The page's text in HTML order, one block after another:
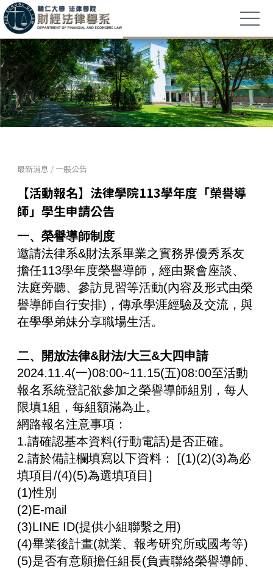
最新消息 / 一般公告
【活動報名】法律學院113學年度「榮譽導
師」學生申請公告
一、榮譽導師制度
邀請法律系&財法系畢業之實務界優秀系友
擔任113學年度榮譽導師，經由聚會座談、
法庭旁聽、參訪見習等活動(內容及形式由榮
譽導師自行安排)，傳承學涯經驗及交流，與
在學學弟妹分享職場生活。
二、開放法律&財法/大三&大四申請
2024.11.4(一)08:00~11.15(五)08:00至活動
報名系統登記欲參加之榮譽導師組別，每人
限填1組，每組額滿為止。
網路報名注意事項：
1.請確認基本資料(行動電話)是否正確。
2.請於備註欄填寫以下資料： [(1)(2)(3)為必
填項目/(4)(5)為選填項目]
(1)性別
(2)E-mail
(3)LINE ID(提供小組聯繫之用)
(4)畢業後計畫(就業、報考研究所或國考等)
(5)是否有意願擔任組長(負責聯絡榮譽導師、